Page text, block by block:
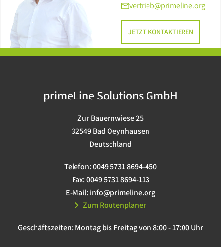
vertrieb@primeline.org
JETZT KONTAKTIEREN
primeLine Solutions GmbH
Zur Bauernwiese 25
32549 Bad Oeynhausen
Deutschland
Telefon:0049 5731 8694-450
Fax:0049 5731 8694-113
E-Mail: info@primeline.org
Zum Routenplaner
Geschäftszeiten: Montag bis Freitag von 8:00 - 17:00 Uhr